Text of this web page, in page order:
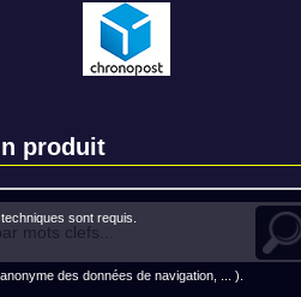
produit
sont requis.
des données de navigation, ... ).